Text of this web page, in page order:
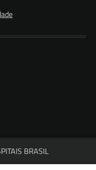
BRASIL